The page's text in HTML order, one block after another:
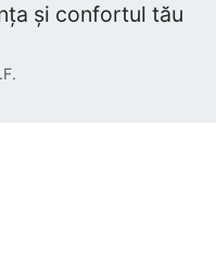
și confortul tău